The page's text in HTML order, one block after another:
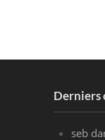
Derniers
seb